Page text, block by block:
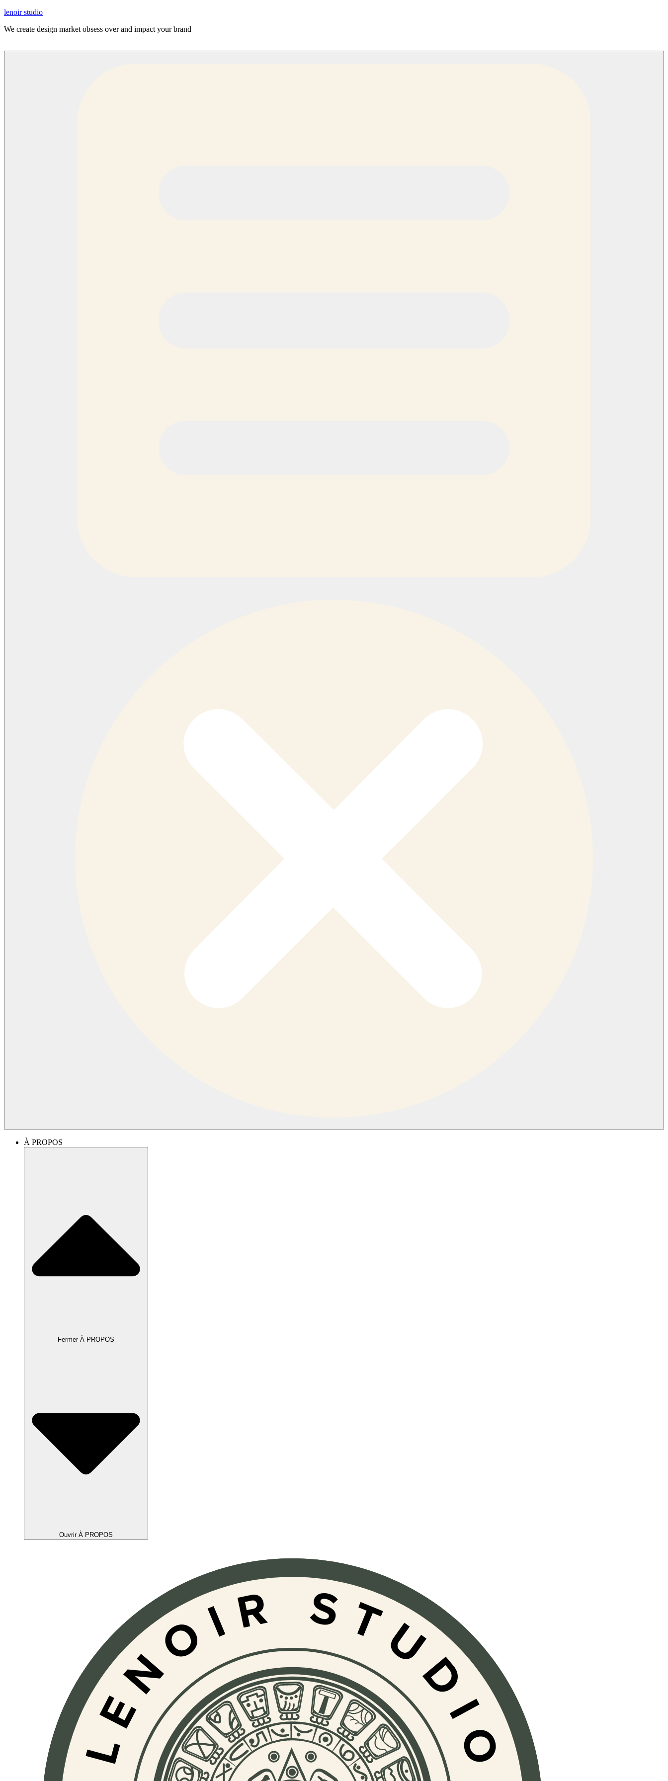
lenoir studio
We create design market obsess over and impact your brand
À PROPOS
Fermer À PROPOS
Ouvrir À PROPOS